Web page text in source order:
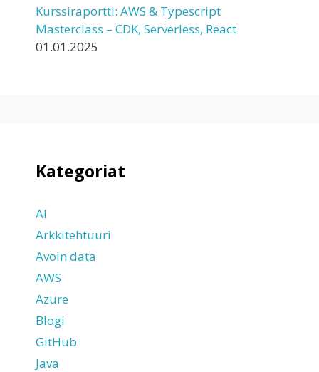
Kurssiraportti: AWS & Typescript
Masterclass – CDK, Serverless, React
01.01.2025
Kategoriat
AI
Arkkitehtuuri
Avoin data
AWS
Azure
Blogi
GitHub
Java